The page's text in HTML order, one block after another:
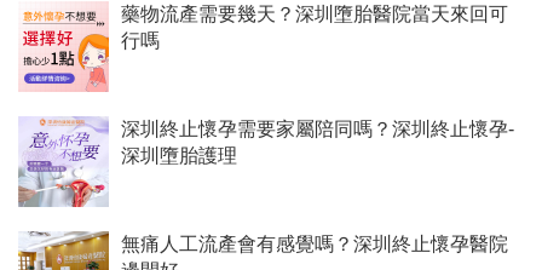
藥物流產需要幾天？深圳墮胎醫院當天來回可
行嗎
深圳終止懷孕需要家屬陪同嗎？深圳終止懷孕-
深圳墮胎護理
無痛人工流產會有感覺嗎？深圳終止懷孕醫院